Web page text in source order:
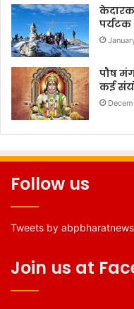
पर्यटक
पौष
कई
Follow us
Tweets by abpbharatnews
Join us at